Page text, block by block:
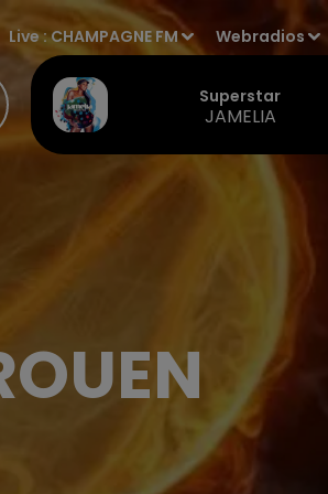
Live :CHAMPAGNE FM Webradios
Superstar
JAMELIA